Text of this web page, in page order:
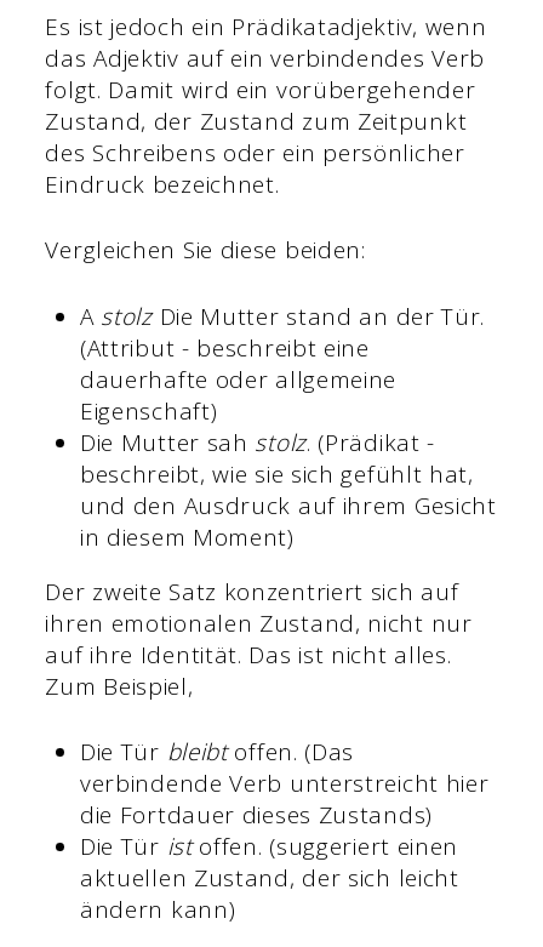
Es ist jedoch ein Prädikatadjektiv, wenn
das Adjektiv auf ein verbindendes Verb
folgt. Damit wird ein vorübergehender
Zustand, der Zustand zum Zeitpunkt
des Schreibens oder ein persönlicher
Eindruck bezeichnet.
Vergleichen Sie diese beiden:
A stolzDie Mutter stand an der Tür.
(Attribut - beschreibt eine
dauerhafte oder allgemeine
Eigenschaft)
Die Mutter sah stolz. (Prädikat -
beschreibt, wie sie sich gefühlt hat,
und den Ausdruck auf ihrem Gesicht
in diesem Moment)
Der zweite Satz konzentriert sich auf
ihren emotionalen Zustand, nicht nur
auf ihre Identität. Das ist nicht alles.
Zum Beispiel,
Die Tür bleibtoffen. (Das
verbindende Verb unterstreicht hier
die Fortdauer dieses Zustands)
Die Tür istoffen. (suggeriert einen
aktuellen Zustand, der sich leicht
ändern kann)